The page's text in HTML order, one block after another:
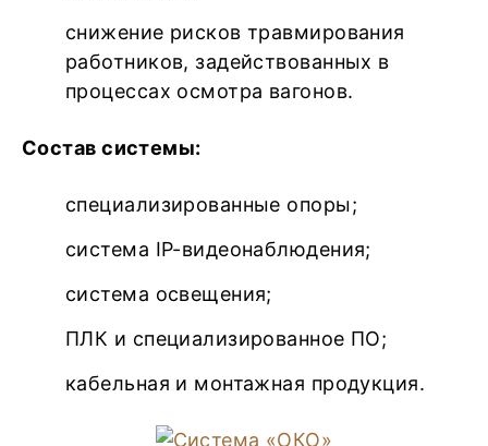
снижение рисков травмирования
работников, задействованных в
процессах осмотра вагонов.
Состав системы:
специализированные опоры;
система IP-видеонаблюдения;
система освещения;
ПЛК и специализированное ПО;
кабельная и монтажная продукция.